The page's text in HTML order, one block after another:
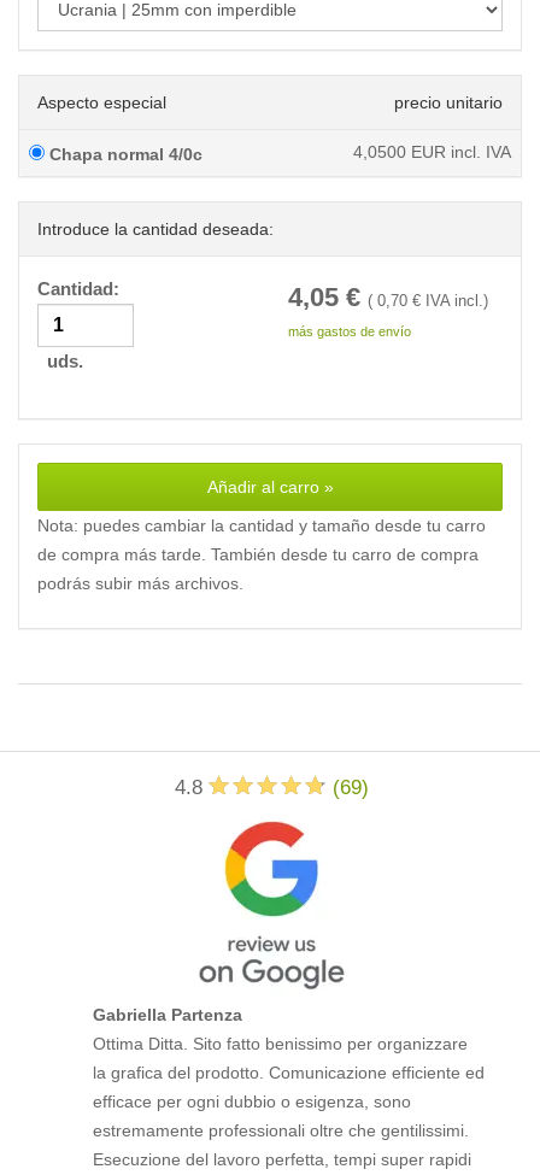
Aspecto especial precio unitario
Chapa normal 4/0c 4,0500 EUR incl. IVA
Introduce la cantidad deseada:
Cantidad:
uds.
4,05 € ( 0,70 € IVA incl.)
más gastos de envío
Añadir al carro »
Nota: puedes cambiar la cantidad y tamaño desde tu carro
de compra más tarde. También desde tu carro de compra
podrás subir más archivos.
4.8 (69)
Gabriella Partenza
Ottima Ditta. Sito fatto benissimo per organizzare
la grafica del prodotto. Comunicazione efficiente ed
efficace per ogni dubbio o esigenza, sono
estremamente professionali oltre che gentilissimi.
Esecuzione del lavoro perfetta, tempi super rapidi